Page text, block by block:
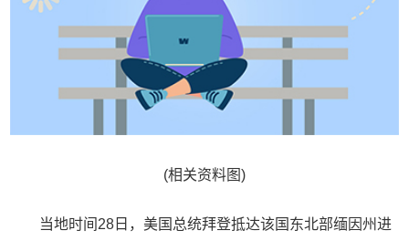
(相关资料图)
当地时间28日，美国总统拜登抵达该国东北部缅因州进